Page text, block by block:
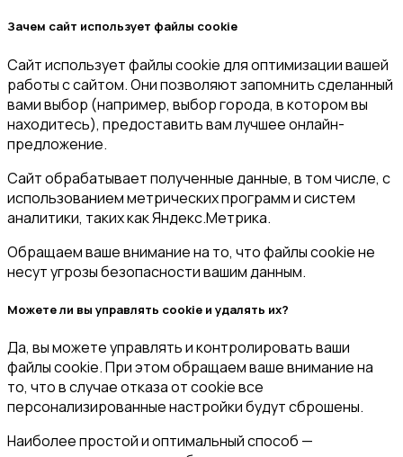
Зачем сайт использует файлы cookie
Сайт использует файлы cookie для оптимизации вашей
работы с сайтом. Они позволяют запомнить сделанный
вами выбор (например, выбор города, в котором вы
находитесь), предоставить вам лучшее онлайн-
предложение.
Сайт обрабатывает полученные данные, в том числе, с
использованием метрических программ и систем
аналитики, таких как Яндекс.Метрика.
Обращаем ваше внимание на то, что файлы cookie не
несут угрозы безопасности вашим данным.
Можете ли вы управлять cookie и удалять их?
Да, вы можете управлять и контролировать ваши
файлы cookie. При этом обращаем ваше внимание на
то, что в случае отказа от cookie все
персонализированные настройки будут сброшены.
Наиболее простой и оптимальный способ —